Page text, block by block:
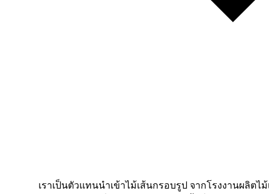
เราเป็นตัวแทนนำเข้าไม้เส้นกรอบรูป จากโรงงานผลิตไ